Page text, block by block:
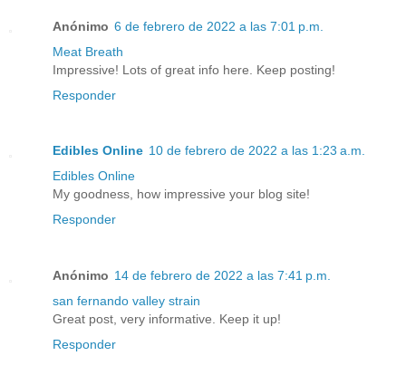
Anónimo 6 de febrero de 2022 a las 7:01 p.m.
Meat Breath
Impressive! Lots of great info here. Keep posting!
Responder
Edibles Online 10 de febrero de 2022 a las 1:23 a.m.
Edibles Online
My goodness, how impressive your blog site!
Responder
Anónimo 14 de febrero de 2022 a las 7:41 p.m.
san fernando valley strain
Great post, very informative. Keep it up!
Responder